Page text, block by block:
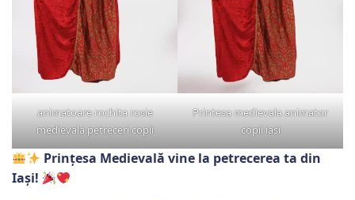
animatoare rochita rosie
medievala petreceri copii
Printesa medievala animator
copii iasi
Prințesa Medievală vine la petrecerea ta din
Iași!